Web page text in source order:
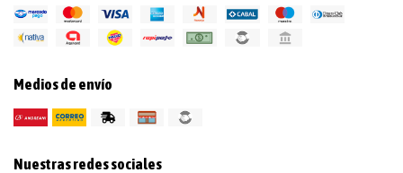
Medios de envío
Nuestras redes sociales